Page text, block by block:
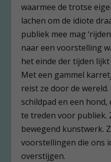
waarmee de trotse
lachen om de idiote
publiek mee mag
naar een voorstelling
het einde der tijden
Met een gammel
reist ze door de
schildpad en een
te treden voor publiek.
bewegend kunstwerk.
voorstellingen die ons
overstijgen.